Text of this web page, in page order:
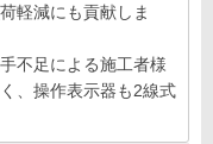
軽減にも貢献しま
不足による施工者様
、操作表示器も2線式